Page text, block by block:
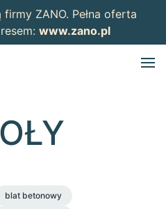
ZANO. Pełna oferta
www.zano.pl
blat betonowy